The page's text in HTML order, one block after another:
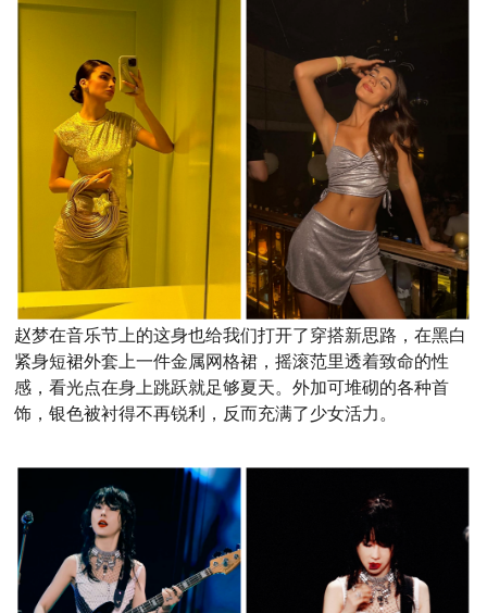
赵梦在音乐节上的这身也给我们打开了穿搭新思路，在黑白
紧身短裙外套上一件金属网格裙，摇滚范里透着致命的性
感，看光点在身上跳跃就足够夏天。外加可堆砌的各种首
饰，银色被衬得不再锐利，反而充满了少女活力。